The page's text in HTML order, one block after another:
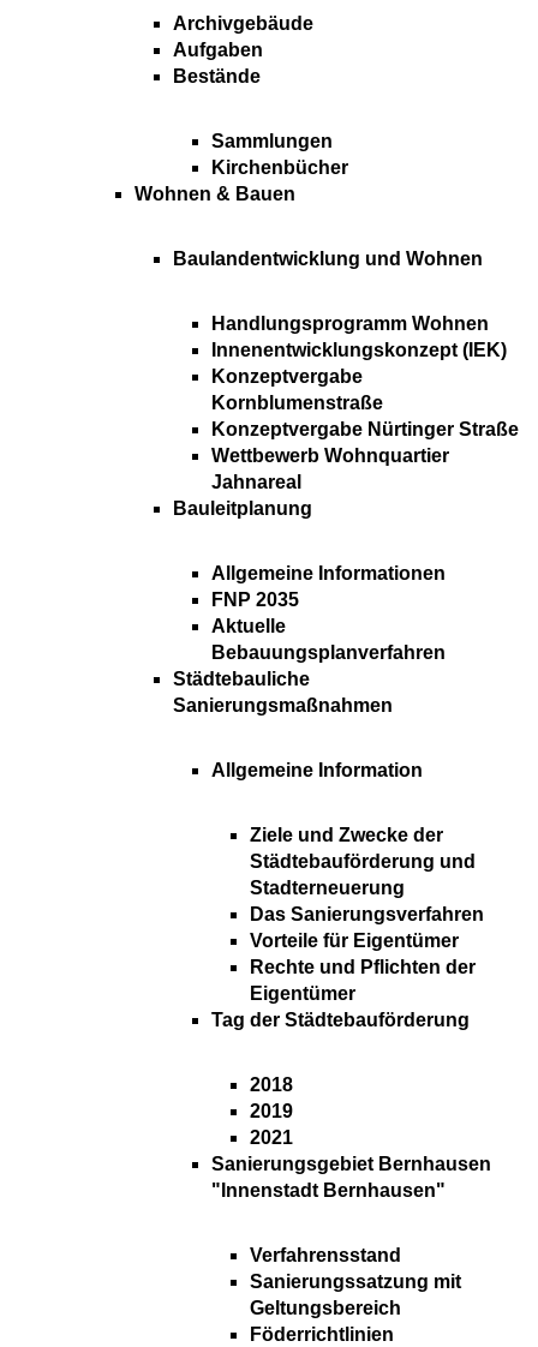
Archivgebäude
Aufgaben
Bestände
Sammlungen
Kirchenbücher
Wohnen & Bauen
Baulandentwicklung und Wohnen
Handlungsprogramm Wohnen
Innenentwicklungskonzept (IEK)
Konzeptvergabe
Kornblumenstraße
Konzeptvergabe Nürtinger Straße
Wettbewerb Wohnquartier
Jahnareal
Bauleitplanung
Allgemeine Informationen
FNP 2035
Aktuelle
Bebauungsplanverfahren
Städtebauliche
Sanierungsmaßnahmen
Allgemeine Information
Ziele und Zwecke der
Städtebauförderung und
Stadterneuerung
Das Sanierungsverfahren
Vorteile für Eigentümer
Rechte und Pflichten der
Eigentümer
Tag der Städtebauförderung
2018
2019
2021
Sanierungsgebiet Bernhausen
"Innenstadt Bernhausen"
Verfahrensstand
Sanierungssatzung mit
Geltungsbereich
Föderrichtlinien